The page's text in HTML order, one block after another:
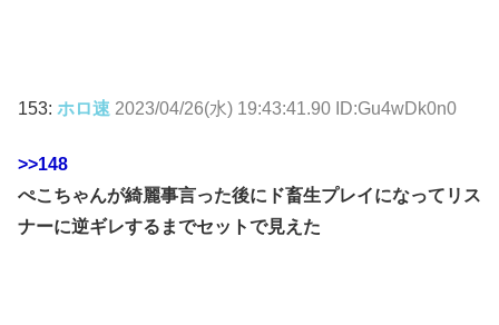
153: ホロ速 2023/04/26(水) 19:43:41.90 ID:Gu4wDk0n0
>>148
ぺこちゃんが綺麗事言った後にド畜生プレイになってリス
ナーに逆ギレするまでセットで見えた